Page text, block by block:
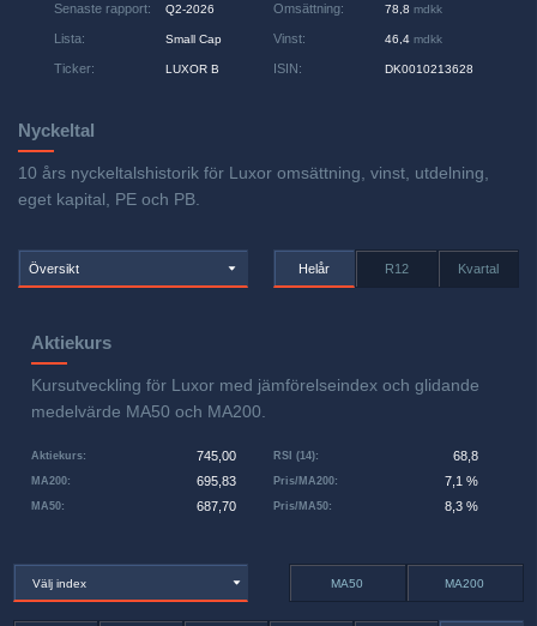
Senaste rapport: Q2-2026
Lista: Small Cap
Ticker: LUXOR B
Omsättning: 78,8 mdkk
Vinst: 46,4 mdkk
ISIN: DK0010213628
Nyckeltal
10 års nyckeltalshistorik för Luxor omsättning, vinst, utdelning,
eget kapital, PE och PB.
Översikt Helår R12 Kvartal
Aktiekurs
Kursutveckling för Luxor med jämförelseindex och glidande
medelvärde MA50 och MA200.
Aktiekurs: 745,00
MA50: 687,70
MA200: 695,83 Pris/MA200: 7,1 %
RSI (14): 68,8
Pris/MA50: 8,3 %
Välj index MA50 MA200